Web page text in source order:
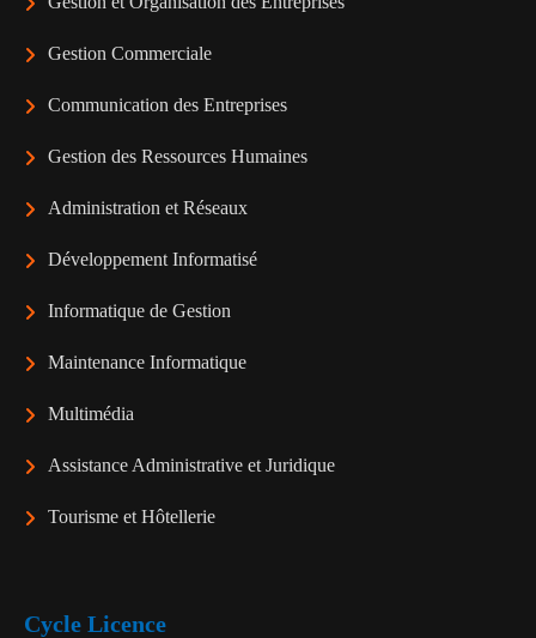
Gestion Commerciale
Communication des Entreprises
Gestion des Ressources Humaines
Administration et Réseaux
Développement Informatisé
Informatique de Gestion
Maintenance Informatique
Multimédia
Assistance Administrative et Juridique
Tourisme et Hôtellerie
Cycle Licence